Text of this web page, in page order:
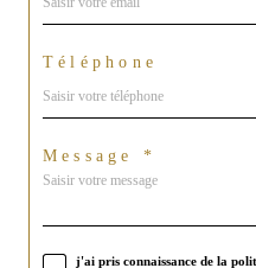
Téléphone
Message *
j'ai pris connaissance de la